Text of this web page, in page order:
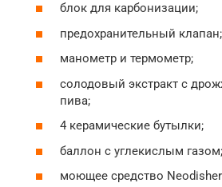
блок для карбонизации;
предохранительный клапан;
манометр и термометр;
солодовый экстракт с
пива;
4 керамические бутылки;
баллон с углекислым газом;
моющее средство